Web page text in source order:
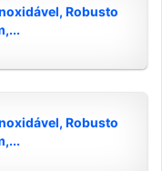
Robusto
Robusto